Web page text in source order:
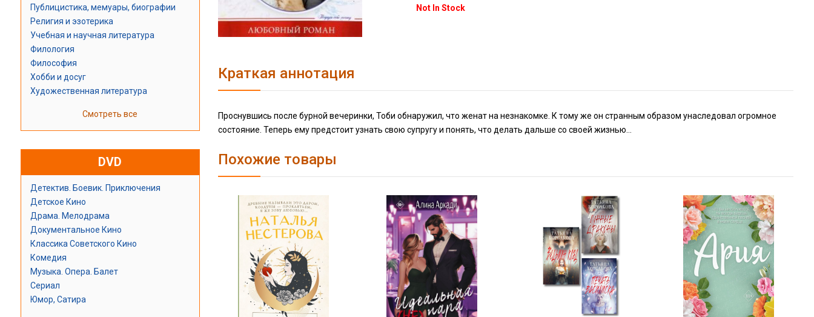
Публицистика, мемуары, биографии
Религия и эзотерика
Учебная и научная литература
Филология
Философия
Хобби и досуг
Художественная литература
Смотреть все
DVD
Детектив. Боевик. Приключения
Детское Кино
Драма. Мелодрама
Документальное Кино
Классика Советского Кино
Комедия
Музыка. Опера. Балет
Сериал
Юмор, Сатира
Not In Stock
Краткая аннотация
Проснувшись после бурной вечеринки, Тоби обнаружил, что женат на незнакомке. К тому же он странным образом унаследовал огромное
состояние. Теперь ему предстоит узнать свою супругу и понять, что делать дальше со своей жизнью…
Похожие товары